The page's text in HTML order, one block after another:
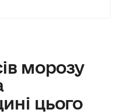
морозу
цього